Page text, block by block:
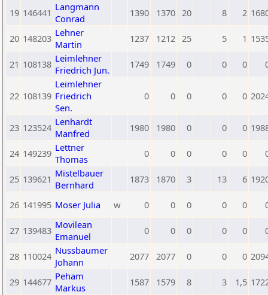
19 146441 Langmann
Conrad
1390 1370 20 8 2
20 148203 Lehner
Martin
1237 1212 25 5 1
21 108138 Leimlehner
Friedrich Jun.
1749 1749 0 0 0
22 108139
Leimlehner
Friedrich
Sen.
0 0 0 0 0
23 123524 Lenhardt
Manfred
1980 1980 0 0 0
24 149239 Lettner
Thomas
0 0 0 0 0
25 139621 Mistelbauer
Bernhard
1873 1870 3 13 6
26 141995 Moser Julia w 0 0 0 0 0
27 139483 Movilean
Emanuel
0 0 0 0 0
28 110024 Nussbaumer
Johann
2077 2077 0 0 0
29 144677 Peham
Markus
1587 1579 8 3 1,5